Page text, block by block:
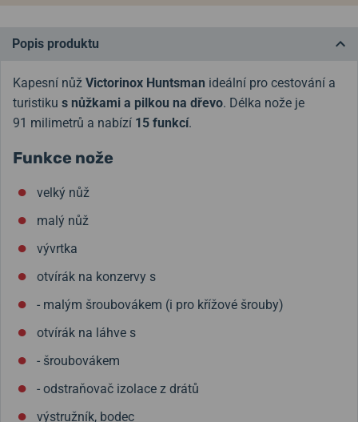
Popis produktu
Kapesní nůž Victorinox Huntsman ideální pro cestování a
turistiku s nůžkami a pilkou na dřevo. Délka nože je
91 milimetrů a nabízí 15 funkcí.
Funkce nože
velký nůž
malý nůž
vývrtka
otvírák na konzervy s
- malým šroubovákem (i pro křížové šrouby)
otvírák na láhve s
- šroubovákem
- odstraňovač izolace z drátů
výstružník, bodec